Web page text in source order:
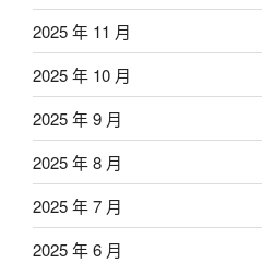
2025 年 11 月
2025 年 10 月
2025 年 9 月
2025 年 8 月
2025 年 7 月
2025 年 6 月